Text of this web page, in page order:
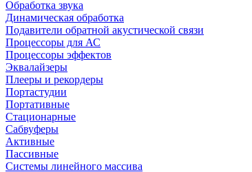
Обработка звука
Динамическая обработка
Подавители обратной акустической связи
Процессоры для АС
Процессоры эффектов
Эквалайзеры
Плееры и рекордеры
Портастудии
Портативные
Стационарные
Сабвуферы
Активные
Пассивные
Системы линейного массива